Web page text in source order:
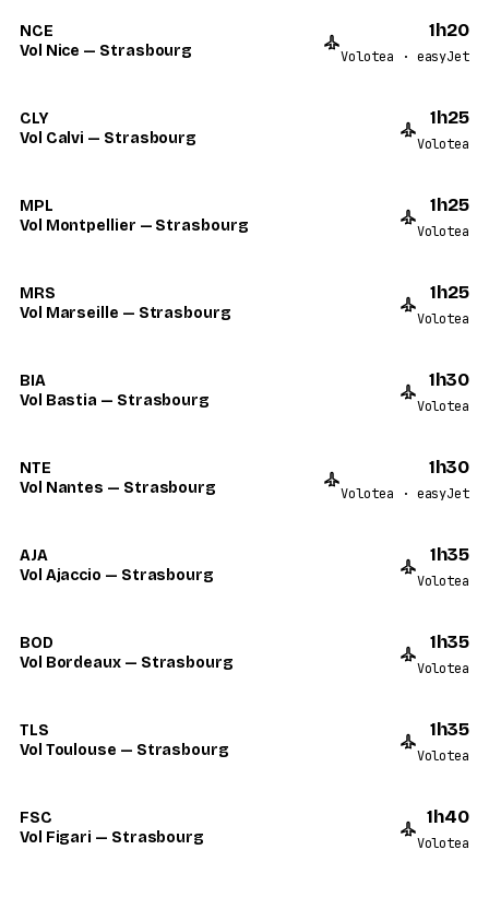
NCE
Vol Nice — Strasbourg
1h20
Volotea · easyJet
CLY
Vol Calvi — Strasbourg
1h25
Volotea
MPL
Vol Montpellier — Strasbourg
1h25
Volotea
MRS
Vol Marseille — Strasbourg
1h25
Volotea
BIA
Vol Bastia — Strasbourg
1h30
Volotea
NTE
Vol Nantes — Strasbourg
1h30
Volotea · easyJet
AJA
Vol Ajaccio — Strasbourg
1h35
Volotea
BOD
Vol Bordeaux — Strasbourg
1h35
Volotea
TLS
Vol Toulouse — Strasbourg
1h35
Volotea
FSC
Vol Figari — Strasbourg
1h40
Volotea